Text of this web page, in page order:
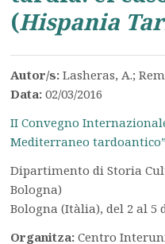
(Hispania
Autor/s:Lasheras, A.;
Data:02/03/2016
II Convegno
Mediterraneo tardoantico”
Dipartimento di Storia
Bologna)
Bologna (Itàlia), del 2 al 5
Organitza:Centro